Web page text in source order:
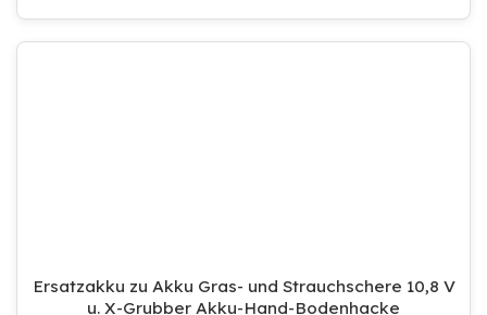
Ersatzakku zu Akku Gras- und Strauchschere 10,8 V
u. X-Grubber Akku-Hand-Bodenhacke